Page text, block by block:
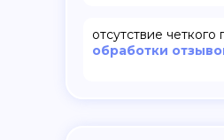
отсутствие четкого
обработки